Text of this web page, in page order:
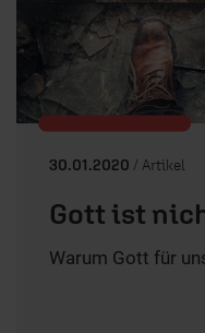
30.01.2020 / Artikel
Gott ist
Warum Gott für